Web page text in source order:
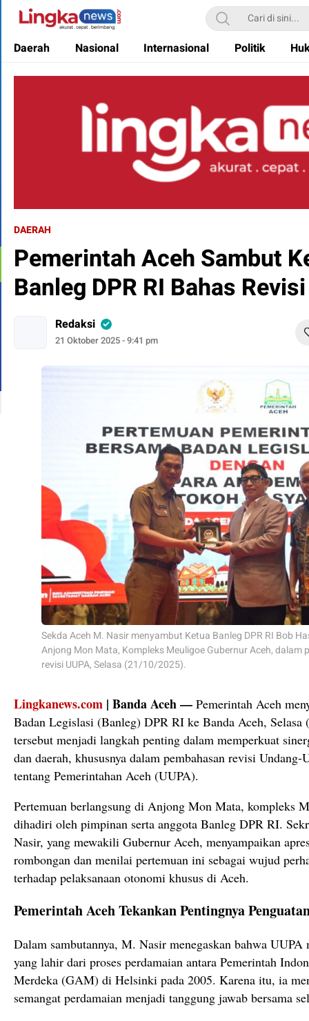
Lingkanews
Akurat. Cepat & Berimbang
Daerah Nasional Internasional Politik
DAERAH
Pemerintah Aceh Sambut
Banleg DPR RI Bahas
Redaksi
21 Oktober 2025 - 9:41 pm
Sekda Aceh M. Nasir menyambut Ketua Banleg DPR RI Bob
Anjong Mon Mata, Kompleks Meuligoe Gubernur Aceh, dalam
revisi UUPA, Selasa (21/10/2025).
Lingkanews.com | Banda Aceh — Pemerintah Aceh
Badan Legislasi (Banleg) DPR RI ke Banda Aceh,
tersebut menjadi langkah penting dalam memperkuat
dan daerah, khususnya dalam pembahasan revisi
tentang Pemerintahan Aceh (UUPA).
Pertemuan berlangsung di Anjong Mon Mata, kompleks
dihadiri oleh pimpinan serta anggota Banleg DPR RI.
Nasir, yang mewakili Gubernur Aceh, menyampaikan
rombongan dan menilai pertemuan ini sebagai wujud
terhadap pelaksanaan otonomi khusus di Aceh.
Pemerintah Aceh Tekankan Pentingnya
Dalam sambutannya, M. Nasir menegaskan bahwa
yang lahir dari proses perdamaian antara Pemerintah
Merdeka (GAM) di Helsinki pada 2005. Karena itu, ia
semangat perdamaian menjadi tanggung jawab bersama